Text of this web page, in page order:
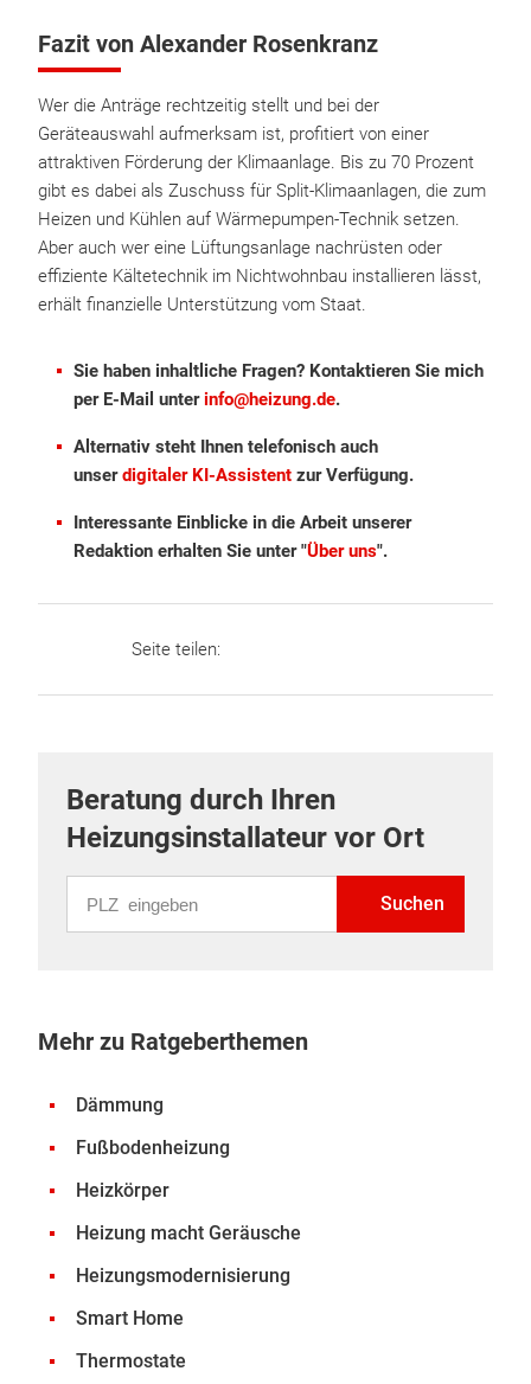
Fazit von Alexander Rosenkranz
Wer die Anträge rechtzeitig stellt und bei der
Geräteauswahl aufmerksam ist, profitiert von einer
attraktiven Förderung der Klimaanlage. Bis zu 70 Prozent
gibt es dabei als Zuschuss für Split-Klimaanlagen, die zum
Heizen und Kühlen auf Wärmepumpen-Technik setzen.
Aber auch wer eine Lüftungsanlage nachrüsten oder
effiziente Kältetechnik im Nichtwohnbau installieren lässt,
erhält finanzielle Unterstützung vom Staat.
Sie haben inhaltliche Fragen? Kontaktieren Sie mich
per E-Mail unterinfo@heizung.de.
Alternativ steht Ihnen telefonisch auch
unserdigitaler KI-Assistent zur Verfügung.
Interessante Einblicke in die Arbeit unserer
Redaktion erhalten Sie unter "Über uns".
Seite teilen:
Beratung durch Ihren
Heizungsinstallateur vor Ort
Suchen
Mehr zu Ratgeberthemen
Dämmung
Fußbodenheizung
Heizkörper
Heizung macht Geräusche
Heizungsmodernisierung
Smart Home
Thermostate